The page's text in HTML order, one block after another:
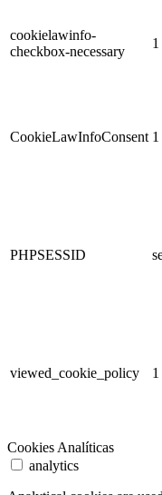
cookielawinfo-
checkbox-necessary
CookieLawInfoConsent
PHPSESSID
viewed_cookie_policy
Cookies Analíticas
analytics